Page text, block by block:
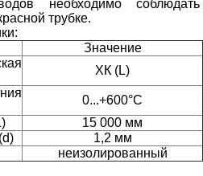
необходимо соблюдать
трубке.
Значение
ХК (L)
0...+600°С
15 000 мм
1,2 мм
неизолированный